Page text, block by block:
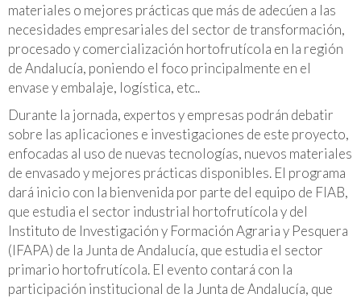
materiales o mejores prácticas que más de adecúen a las
necesidades empresariales del sector de transformación,
procesado y comercialización hortofrutícola en la región
de Andalucía, poniendo el foco principalmente en el
envase y embalaje, logística, etc..
Durante la jornada, expertos y empresas podrán debatir
sobre las aplicaciones e investigaciones de este proyecto,
enfocadas al uso de nuevas tecnologías, nuevos materiales
de envasado y mejores prácticas disponibles. El programa
dará inicio con la bienvenida por parte del equipo de FIAB,
que estudia el sector industrial hortofrutícola y del
Instituto de Investigación y Formación Agraria y Pesquera
(IFAPA) de la Junta de Andalucía, que estudia el sector
primario hortofrutícola. El evento contará con la
participación institucional de la Junta de Andalucía, que